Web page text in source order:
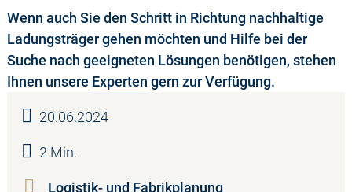
Wenn auch Sie den Schritt in Richtung nachhaltige
Ladungsträger gehen möchten und Hilfe bei der
Suche nach geeigneten Lösungen benötigen, stehen
Ihnen unsere Experten gern zur Verfügung.
20.06.2024
2 Min.
Logistik- und Fabrikplanung